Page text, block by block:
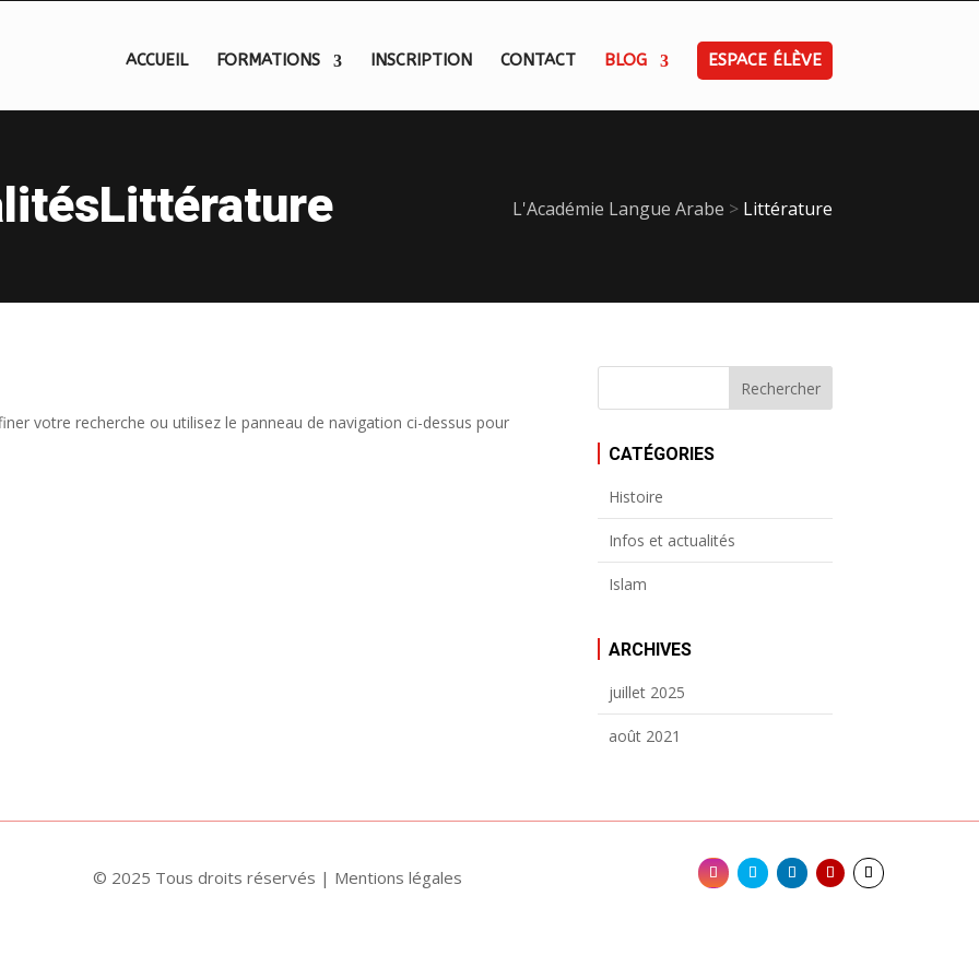
ACCUEIL FORMATIONS INSCRIPTION CONTACT BLOG ESPACE ÉLÈVE
L'Académie Langue Arabe > Littérature
votre recherche ou utilisez le panneau de navigation ci-dessus pour
CATÉGORIES
Histoire
Infos et actualités
Islam
ARCHIVES
juillet 2025
août 2021
© 2025 Tous droits réservés | Mentions légales